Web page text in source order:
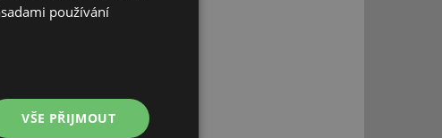
ze
a
používání
VŠE PŘIJMOUT